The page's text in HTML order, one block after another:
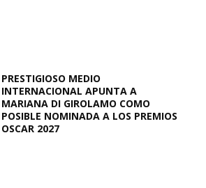
PRESTIGIOSO MEDIO
INTERNACIONAL APUNTA A
MARIANA DI GIROLAMO COMO
POSIBLE NOMINADA A LOS PREMIOS
OSCAR 2027